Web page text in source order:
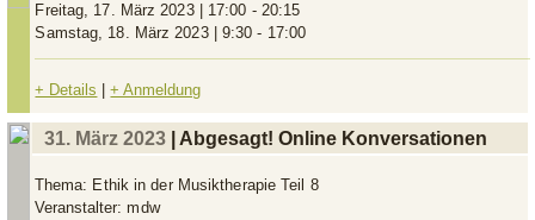
Freitag, 17. März 2023 | 17:00 - 20:15
Samstag, 18. März 2023 | 9:30 - 17:00
+ Details |+ Anmeldung
31. März 2023 | Abgesagt! Online Konversationen
Thema: Ethik in der Musiktherapie Teil 8
Veranstalter:mdw